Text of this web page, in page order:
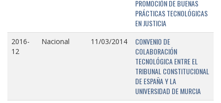
PROMOCIÓN DE BUENAS
PRÁCTICAS TECNOLÓGICAS
EN JUSTICIA
2016-
12
Nacional 11/03/2014
CONVENIO DE
COLABORACIÓN
TECNOLÓGICA ENTRE EL
TRIBUNAL CONSTITUCIONAL
DE ESPAÑA Y LA
UNIVERSIDAD DE MURCIA